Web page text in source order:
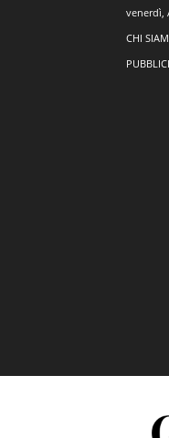
venerdì,
CHI